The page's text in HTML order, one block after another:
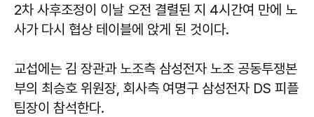
2차 사후조정이 이날 오전 결렬된 지 4시간여 만에 노
사가 다시 협상 테이블에 앉게 된 것이다.
교섭에는 김 장관과 노조측 삼성전자 노조 공동투쟁본
부의 최승호 위원장, 회사측 여명구 삼성전자 DS 피플
팀장이 참석한다.